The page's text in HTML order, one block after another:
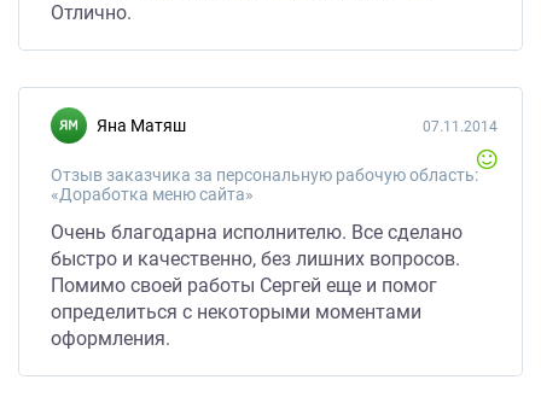
Отлично.
Яна Матяш
Отзыв заказчика за персональную рабочую область:
«Доработка меню сайта»
07.11.2014
Очень благодарна исполнителю. Все сделано
быстро и качественно, без лишних вопросов.
Помимо своей работы Сергей еще и помог
определиться с некоторыми моментами
оформления.